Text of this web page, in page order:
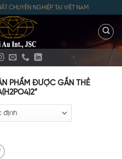
CHUYÊN NGHIỆP TẠI VIỆT NAM
PHẨM ĐƯỢC GẮN THẺ